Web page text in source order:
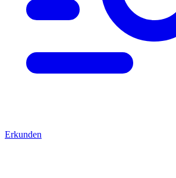
Erkunden